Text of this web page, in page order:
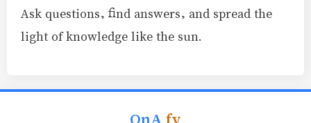
Ask questions, find answers, and spread the
light of knowledge like the sun.